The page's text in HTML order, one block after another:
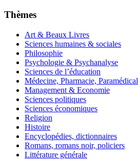
Thèmes
Art & Beaux Livres
Sciences humaines & sociales
Philosophie
Psychologie & Psychanalyse
Sciences de l’éducation
Médecine, Pharmacie, Paramédical
Management & Economie
Sciences politiques
Sciences économiques
Religion
Histoire
Encyclopédies, dictionnaires
Romans, romans noir, policiers
Littérature générale